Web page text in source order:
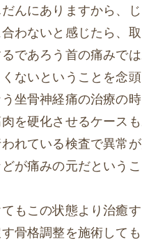
んにありますから、
わないと感じたら、
であろう首の痛みで
ないということを念頭
坐骨神経痛の治療の
を硬化させるケース
れている検査で異常
が痛みの元だという
もこの状態より治癒
骨格調整を施術して